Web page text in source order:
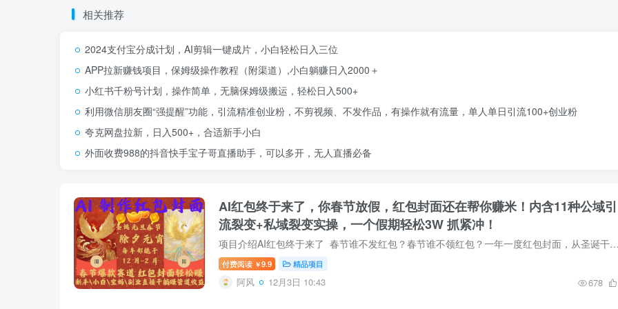
相关推荐
2024支付宝分成计划，AI剪辑一键成片，小白轻松日入三位
APP拉新赚钱项目，保姆级操作教程（附渠道）,小白躺赚日入2000＋
小红书千粉号计划，操作简单，无脑保姆级搬运，轻松日入500+
利用微信朋友圈“强提醒”功能，引流精准创业粉，不剪视频、不发作品，有操作就有流量，单人单日引流100+创业粉
夸克网盘拉新，日入500+，合适新手小白
外面收费988的抖音快手宝子哥直播助手，可以多开，无人直播必备
AI红包终于来了，你春节放假，红包封面还在帮你赚米！内含11种公域引
流裂变+私域裂变实操，一个假期轻松3W 抓紧冲！
项目介绍AI红包终于来了 春节谁不发红包？春节谁不领红包？一年一度红包封面，从圣诞干到元宵！你春节放假，红包封面还在帮你赚米！内含11种公域引流裂变+私域裂变实操 不影响你打牌喝酒约会!...
付费阅读 ￥9.9 精品项目
阿风 12月3日 10:43 678